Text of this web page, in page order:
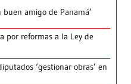
amigo de Panamá’
por reformas a la Ley de
‘gestionar obras’ en